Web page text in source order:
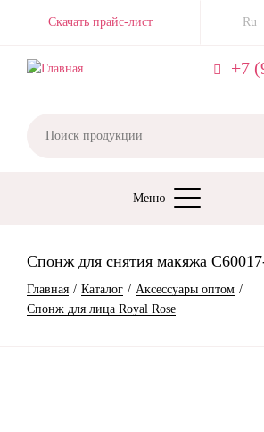
содержанию
Скачать прайс-лист Ru
+7
Меню
Спонж для снятия макяжа
СТРОКА
НАВИГАЦИИ
Главная Каталог
Аксессуары оптом
Спонж для лица Royal Rose